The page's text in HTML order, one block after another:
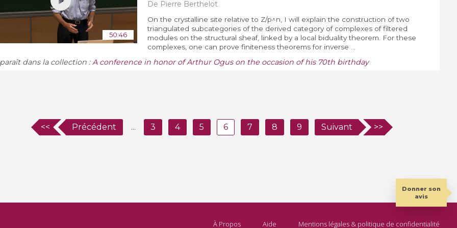
50:46
De Pierre Berthelot
On the crystalline site relative to Z/p^n, I will explain the construction of two
triangulated subcategories of the derived category of complexes of filtered
modules on the structural sheaf, linked by a local biduality theorem. For these
complexes, one can prove finiteness theorems for inverse ...
dans la collection :A conference in honor of Arthur Ogus on the occasion of his 70th birthday
<< Précédent ... 3 4 5 6 7 8 9 Suivant >>
À Propos Aide Mentions légales & politique de confidentialité
Donner son
avis